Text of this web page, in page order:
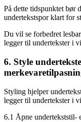
På dette tidspunktet bør
undertekstspor klart for
Du vil se forbedret
legger til undertekster i
6. Style
Styling hjelper
legger til undertekster i
6.1 Åpne undertekststil-